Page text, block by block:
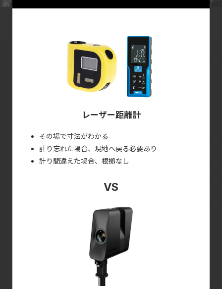
負担します。
円(税別)でお貸しいたします。
状況を確認します。
メーカー（アメリカ）へ空輸します。 ※送料は弊社が
負担します。
交換品（新品）がアメリカから空輸で送られてきま
交換品が届きましたら代替品を返送してください。※
送料はお客様でご負担ください。
《Pro2：故意に壊した場合》
い。メール＆電話で確認させていただきます。弊社か
修理される場合、故障品を弊社(リビングCG)へ送って
ください。※送料はお客様でご負担ください。
メーカー（アメリカ）へ空輸します。 ※送料をご請求
させていただきます。
※交換品が届くまで弊社から代替品を有料（1 回：５
万円、送料別途）で貸し出します。
レーザー距離計
その場で寸法がわかる
計り忘れた場合、現地へ戻る必要あり
計り間違えた場合、根拠なし